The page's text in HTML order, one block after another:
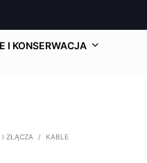
I KONSERWACJA
I ZŁĄCZA /
KABLE